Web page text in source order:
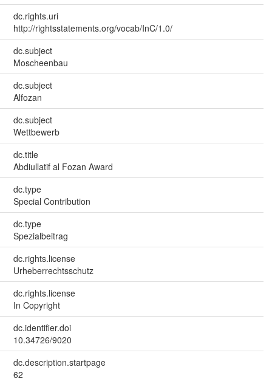
dc.rights.uri
http://rightsstatements.org/vocab/InC/1.0/
dc.subject
Moscheenbau
dc.subject
Alfozan
dc.subject
Wettbewerb
dc.title
Abdiullatif al Fozan Award
dc.type
Special Contribution
dc.type
Spezialbeitrag
dc.rights.license
Urheberrechtsschutz
dc.rights.license
In Copyright
dc.identifier.doi
10.34726/9020
dc.description.startpage
62